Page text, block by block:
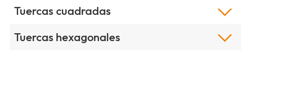
Tuercas cuadradas
Tuercas hexagonales